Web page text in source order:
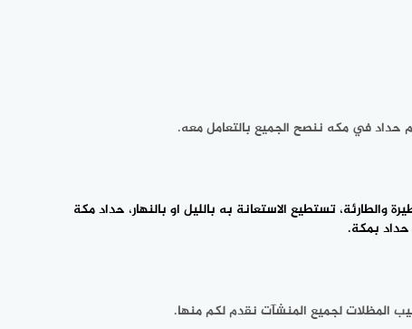
مكه لجميع العملاء احتفظ به عميلنا ‎الفاضل على جوالك فهو متاح 24 ساعه، تستطيع الاستعانة به في ‎الاوقات الخطيرة والطارئة، تستطيع الاستعانة به بالليل او بالنهار، ‎حداد مكة